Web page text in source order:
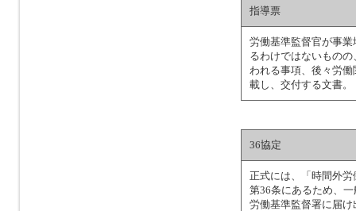
指導票
労働基準監督官が事
るわけではないもの
われる事項、後々労
載し、交付する文書。
36協定
正式には、「時間外
第36条にあるため、
労働基準監督署に届